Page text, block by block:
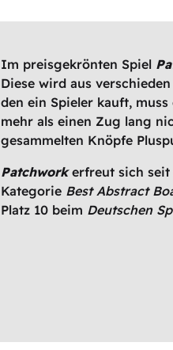
Im preisgekrönten Spiel
Diese wird aus
den ein Spieler kauft,
mehr als einen Zug lang
gesammelten Knöpfe
Patchworkerfreut sich seit
Kategorie Best Abstract
Platz 10 beim Deutschen